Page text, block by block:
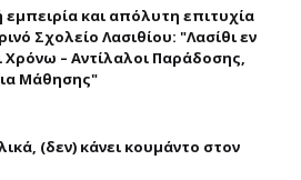
εμπειρία και απόλυτη επιτυχία
Σχολείο Λασιθίου: "Λασίθι εν
Χρόνω – Αντίλαλοι Παράδοσης,
Μάθησης"
(δεν) κάνει κουμάντο στον